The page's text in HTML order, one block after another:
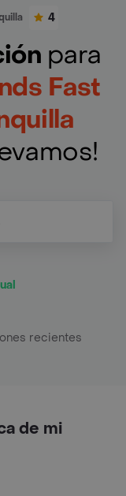
4
para
Fast
recientes
de mi